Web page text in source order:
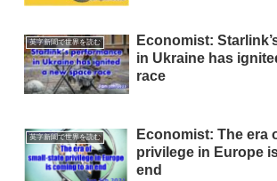
英字新聞で世界を読む
Economist:
in Ukraine has
race
英字新聞で世界を読む
Economist: The era
privilege in Europe
end